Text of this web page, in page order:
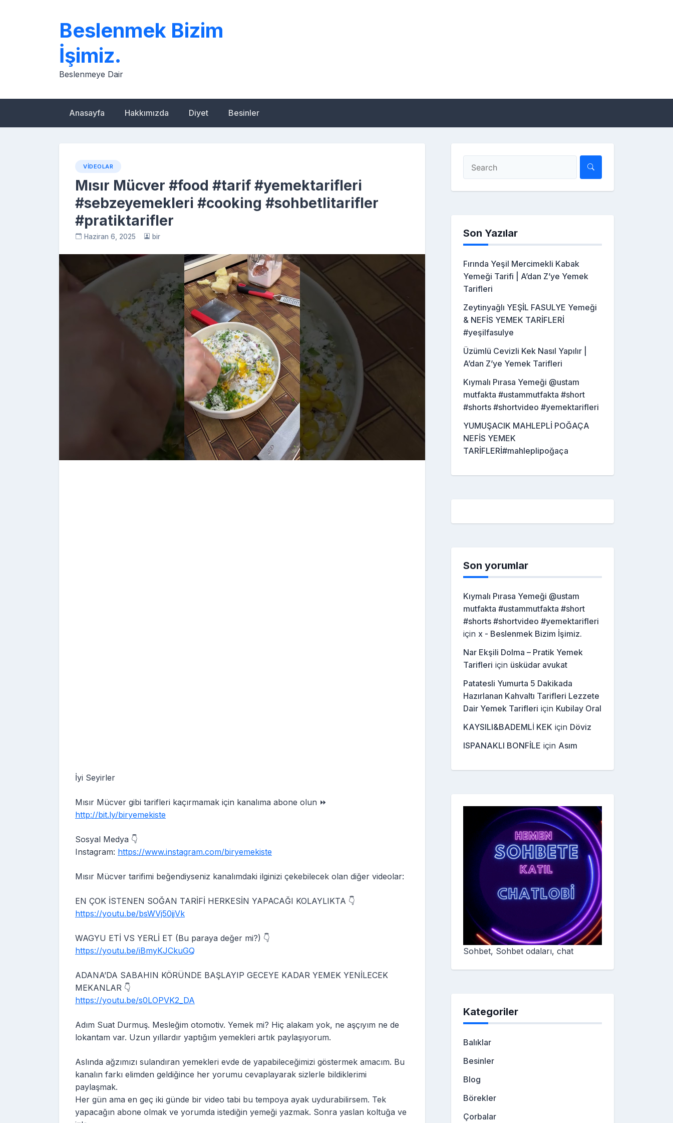
Beslenmek Bizim
İşimiz.
Beslenmeye Dair
Anasayfa Hakkımızda Diyet Besinler
VIDEOLAR
Mısır Mücver #food #tarif #yemektarifleri
#sebzeyemekleri #cooking #sohbetlitarifler
#pratiktarifler
Haziran 6, 2025 bir
İyi Seyirler
Mısır Mücver gibi tarifleri kaçırmamak için kanalıma abone olun ⏩
http://bit.ly/biryemekiste
Sosyal Medya 👇
Instagram: https://www.instagram.com/biryemekiste
Mısır Mücver tarifimi beğendiyseniz kanalımdaki ilginizi çekebilecek olan diğer videolar:
EN ÇOK İSTENEN SOĞAN TARİFİ HERKESİN YAPACAĞI KOLAYLIKTA 👇
https://youtu.be/bsWVj50jjVk
WAGYU ETİ VS YERLİ ET (Bu paraya değer mi?) 👇
https://youtu.be/iBmyKJCkuGQ
ADANA’DA SABAHIN KÖRÜNDE BAŞLAYIP GECEYE KADAR YEMEK YENİLECEK
MEKANLAR 👇
https://youtu.be/s0LOPVK2_DA
Adım Suat Durmuş. Mesleğim otomotiv. Yemek mi? Hiç alakam yok, ne aşçıyım ne de
lokantam var. Uzun yıllardır yaptığım yemekleri artık paylaşıyorum.
Aslında ağzımızı sulandıran yemekleri evde de yapabileceğimizi göstermek amacım. Bu
kanalın farkı elimden geldiğince her yorumu cevaplayarak sizlerle bildiklerimi
paylaşmak.
Her gün ama en geç iki günde bir video tabi bu tempoya ayak uydurabilirsem. Tek
yapacağın abone olmak ve yorumda istediğin yemeği yazmak. Sonra yaslan koltuğa ve
Son Yazılar
Fırında Yeşil Mercimekli Kabak
Yemeği Tarifi | A’dan Z’ye Yemek
Tarifleri
Zeytinyağlı YEŞİL FASULYE Yemeği
& NEFİS YEMEK TARİFLERİ
#yeşilfasulye
Üzümlü Cevizli Kek Nasıl Yapılır |
A’dan Z’ye Yemek Tarifleri
Kıymalı Pırasa Yemeği @ustam
mutfakta #ustammutfakta #short
#shorts #shortvideo #yemektarifleri
YUMUŞACIK MAHLEPLİ POĞAÇA
NEFİS YEMEK
TARİFLERİ#mahleplipoğaça
Son yorumlar
Kıymalı Pırasa Yemeği @ustam
mutfakta #ustammutfakta #short
#shorts #shortvideo #yemektarifleri
için x - Beslenmek Bizim İşimiz.
Nar Ekşili Dolma – Pratik Yemek
Tarifleri için üsküdar avukat
Patatesli Yumurta 5 Dakikada
Hazırlanan Kahvaltı Tarifleri Lezzete
Dair Yemek Tarifleri için Kubilay Oral
KAYSILI&BADEMLİ KEK için Döviz
ISPANAKLI BONFİLE için Asım
Sohbet, Sohbet odaları, chat
Kategoriler
Balıklar
Besinler
Blog
Börekler
Çorbalar